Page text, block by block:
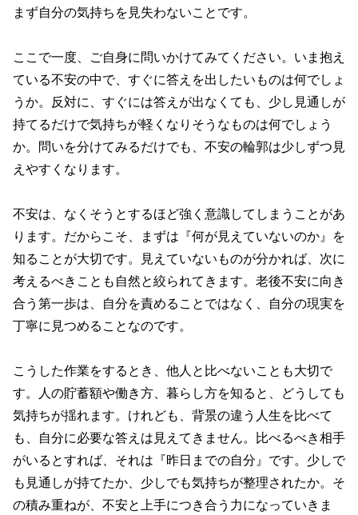
まず自分の気持ちを見失わないことです。
ここで一度、ご自身に問いかけてみてください。いま抱え
ている不安の中で、すぐに答えを出したいものは何でしょ
うか。反対に、すぐには答えが出なくても、少し見通しが
持てるだけで気持ちが軽くなりそうなものは何でしょう
か。問いを分けてみるだけでも、不安の輪郭は少しずつ見
えやすくなります。
不安は、なくそうとするほど強く意識してしまうことがあ
ります。だからこそ、まずは『何が見えていないのか』を
知ることが大切です。見えていないものが分かれば、次に
考えるべきことも自然と絞られてきます。老後不安に向き
合う第一歩は、自分を責めることではなく、自分の現実を
丁寧に見つめることなのです。
こうした作業をするとき、他人と比べないことも大切で
す。人の貯蓄額や働き方、暮らし方を知ると、どうしても
気持ちが揺れます。けれども、背景の違う人生を比べて
も、自分に必要な答えは見えてきません。比べるべき相手
がいるとすれば、それは『昨日までの自分』です。少しで
も見通しが持てたか、少しでも気持ちが整理されたか。そ
の積み重ねが、不安と上手につき合う力になっていきま